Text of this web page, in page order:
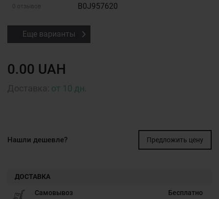
0 отзывов B0J957620
Еще варианты
0.00 UAH
от 10 дн.
Нашли дешевле? Предложить цену
ДОСТАВКА
Самовывоз Бесплатно